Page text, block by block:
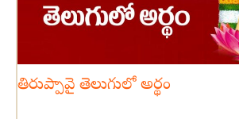
తిరుప్పావై తెలుగులో అర్థం